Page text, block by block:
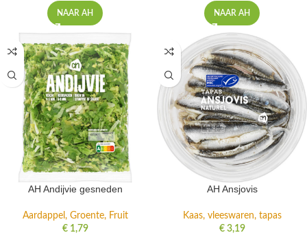
NAAR AH NAAR AH
AH Andijvie gesneden
Aardappel, Groente, Fruit
€1,79
AH Ansjovis
Kaas, vleeswaren, tapas
€3,19